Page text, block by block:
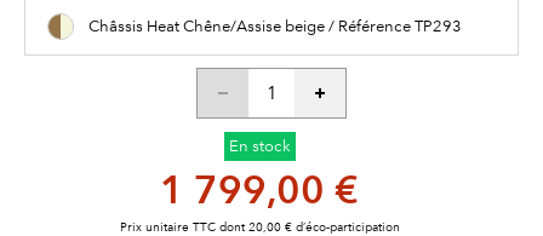
Châssis Heat Chêne/Assise beige / Référence TP293
En stock
1 799,00 €
Prix unitaire TTC dont 20,00 € d’éco-participation